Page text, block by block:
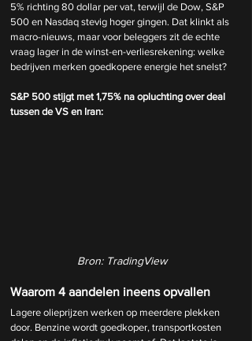
5% richting 80 dollar per vat, terwijl de Dow, S&P
500 en Nasdaq stevig hoger gingen. Dat klinkt als
macro-nieuws, maar voor beleggers zit de echte
vraag lager in de winst-en-verliesrekening: welke
bedrijven merken goedkopere energie het snelst?
S&P 500 stijgt met 1,75% na opluchting over deal
tussen de VS en Iran:
Bron: TradingView
Waarom 4 aandelen ineens opvallen
Lagere olieprijzen werken op meerdere plekken
door. Benzine wordt goedkoper, transportkosten